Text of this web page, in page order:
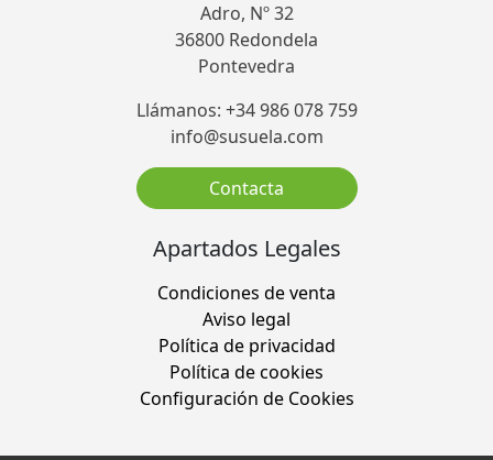
Adro, Nº 32
36800 Redondela
Pontevedra
Llámanos: +34 986 078 759
info@susuela.com
Contacta
Apartados Legales
Condiciones de venta
Aviso legal
Política de privacidad
Política de cookies
Configuración de Cookies